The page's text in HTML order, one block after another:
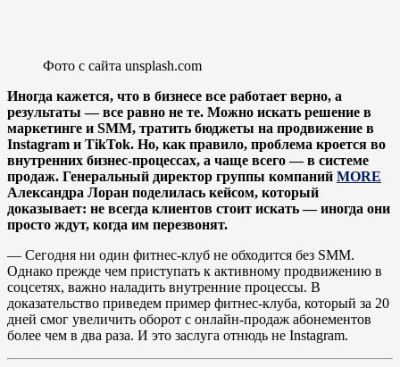
Фото с сайта unsplash.com
Иногда кажется, что в бизнесе все работает верно, а
результаты — все равно не те. Можно искать решение в
маркетинге и SMM, тратить бюджеты на продвижение в
Instagram и TikTok. Но, как правило, проблема кроется во
внутренних бизнес-процессах, а чаще всего — в системе
продаж. Генеральный директор группы компаний MORE
Александра Лоран поделилась кейсом, который
доказывает: не всегда клиентов стоит искать — иногда они
просто ждут, когда им перезвонят.
— Сегодня ни один фитнес-клуб не обходится без SMM.
Однако прежде чем приступать к активному продвижению в
соцсетях, важно наладить внутренние процессы. В
доказательство приведем пример фитнес-клуба, который за 20
дней смог увеличить оборот с онлайн-продаж абонементов
более чем в два раза. И это заслуга отнюдь не Instagram.